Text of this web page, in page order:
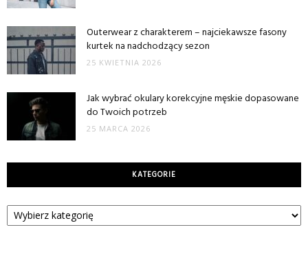
Outerwear z charakterem – najciekawsze fasony
kurtek na nadchodzący sezon
25 KWIETNIA 2026
Jak wybrać okulary korekcyjne męskie dopasowane
do Twoich potrzeb
25 MARCA 2026
KATEGORIE
Kategorie